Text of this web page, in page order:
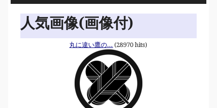
人気画像(画像付)
丸に違い鷹の... (28970 hits)